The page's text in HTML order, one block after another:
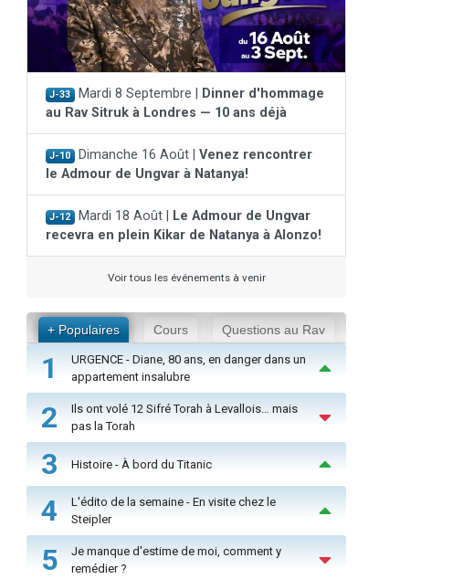
J-33 Mardi 8 Septembre |
Dinner d'hommage
au Rav Sitruk à Londres — 10 ans déjà
J-10 Dimanche 16 Août | Venez rencontrer
le Admour de Ungvar à Natanya!
J-12 Mardi 18 Août |
Le Admour de Ungvar
recevra en plein Kikar de Natanya à Alonzo!
Voir tous les événements à venir
+ Populaires Cours Questions au Rav
1
URGENCE - Diane, 80 ans, en danger dans un
appartement insalubre
2
Ils ont volé 12 Sifré Torah à Levallois… mais
pas la Torah
3 Histoire - À bord du Titanic
4
L'édito de la semaine - En visite chez le
Steipler
5
Je manque d'estime de moi, comment y
remédier ?